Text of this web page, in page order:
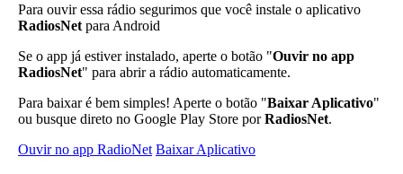
Para ouvir essa rádio segurimos que você instale o aplicativo
RadiosNet para Android
Se o app já estiver instalado, aperte o botão "Ouvir no app
RadiosNet" para abrir a rádio automaticamente.
Para baixar é bem simples! Aperte o botão "Baixar Aplicativo"
ou busque direto no Google Play Store porRadiosNet.
Ouvir no app RadioNet Baixar Aplicativo